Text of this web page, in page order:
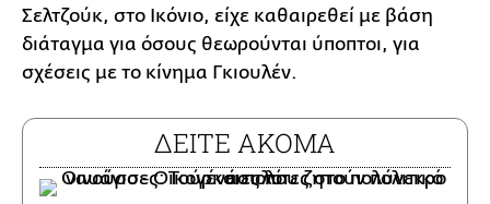
Σελτζούκ, στο Ικόνιο, είχε καθαιρεθεί με βάση
διάταγμα για όσους θεωρούνται ύποπτοι, για
σχέσεις με το κίνημα Γκιουλέν.
ΔΕΙΤΕ ΑΚΟΜΑ